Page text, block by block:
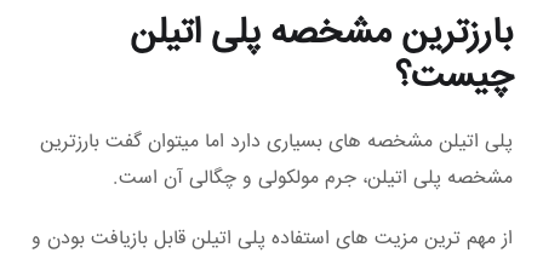
بارزترین مشخصه پلی اتیلن
چیست؟
پلی اتیلن مشخصه های بسیاری دارد اما میتوان گفت بارزترین
مشخصه پلی اتیلن، جرم مولکولی و چگالی آن است.
از مهم ترین مزیت های استفاده پلی اتیلن قابل بازیافت بودن و